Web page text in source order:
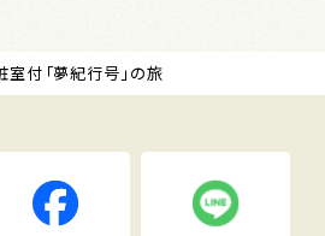
室付「夢紀行号」の旅